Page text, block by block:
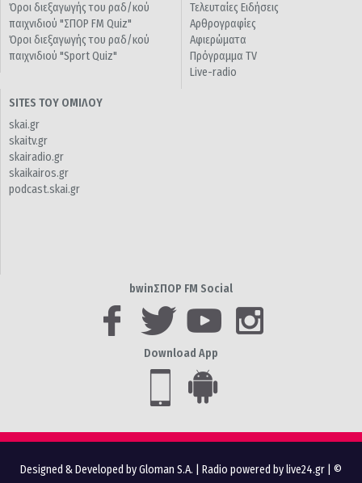
Όροι διεξαγωγής του ραδ/κού
παιχνιδιού "ΣΠΟΡ FM Quiz"
Όροι διεξαγωγής του ραδ/κού
παιχνιδιού "Sport Quiz"
Τελευταίες Ειδήσεις
Αρθρογραφίες
Αφιερώματα
Πρόγραμμα TV
Live-radio
SITES ΤΟΥ ΟΜΙΛΟΥ
skai.gr
skaitv.gr
skairadio.gr
skaikairos.gr
podcast.skai.gr
bwinΣΠΟΡ FM Social
Download App
Designed & Developed by Gloman S.A. Radio powered by live24.gr | ©